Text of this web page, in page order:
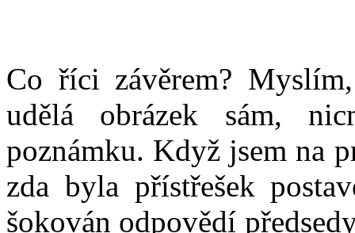
Co říci závěrem?
udělá obrázek sám,
poznámku. Když jsem na
zda byla přístřešek
šokován odpovědí